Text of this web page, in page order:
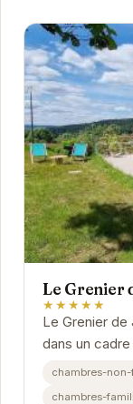
Le Grenier
★★★★★
Le Grenier
dans un
du calme et
chambres-
chambres-